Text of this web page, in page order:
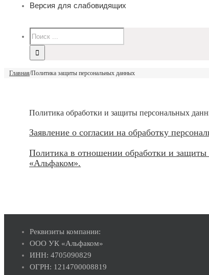
Версия для слабовидящих
Главная/Политика защиты персональных данных
Политика обработки и защиты персональных
Заявление о согласии на обработку
Политика в отношении обработки и
«Альфаком».
Реквизиты компании:
ООО УК «Альфаком»
ИНН: 4705090829
ОГРН: 1214700008819